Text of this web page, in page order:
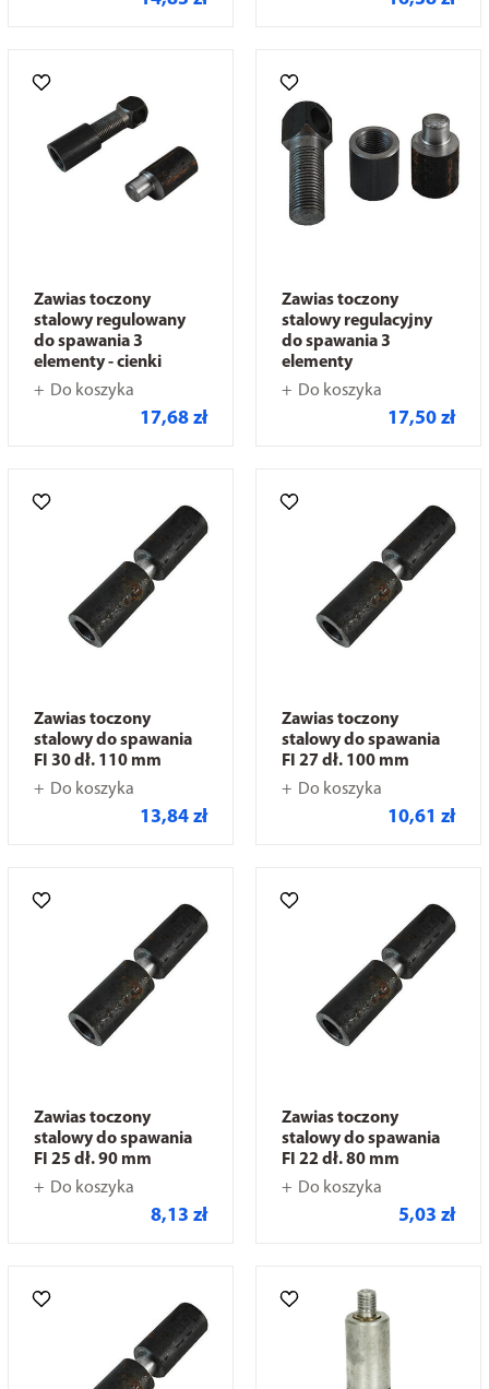
Zawias toczony
stalowy regulowany
do spawania 3
elementy - cienki
Do koszyka
17,68 zł
Zawias toczony
stalowy regulacyjny
do spawania 3
elementy
Do koszyka
17,50 zł
Zawias toczony
stalowy do spawania
FI 30 dł. 110 mm
Do koszyka
13,84 zł
Zawias toczony
stalowy do spawania
FI 27 dł. 100 mm
Do koszyka
10,61 zł
Zawias toczony
stalowy do spawania
FI 25 dł. 90 mm
Do koszyka
8,13 zł
Zawias toczony
stalowy do spawania
FI 22 dł. 80 mm
Do koszyka
5,03 zł